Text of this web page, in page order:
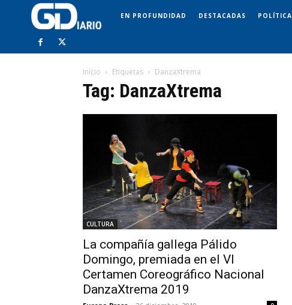
EN PROFUNDIDAD DESTACADAS POLÍTICA
Inicio Etiquetas DanzaXtrema
Tag: DanzaXtrema
CULTURA
La compañía gallega Pálido
Domingo, premiada en el VI
Certamen Coreográfico Nacional
DanzaXtrema 2019